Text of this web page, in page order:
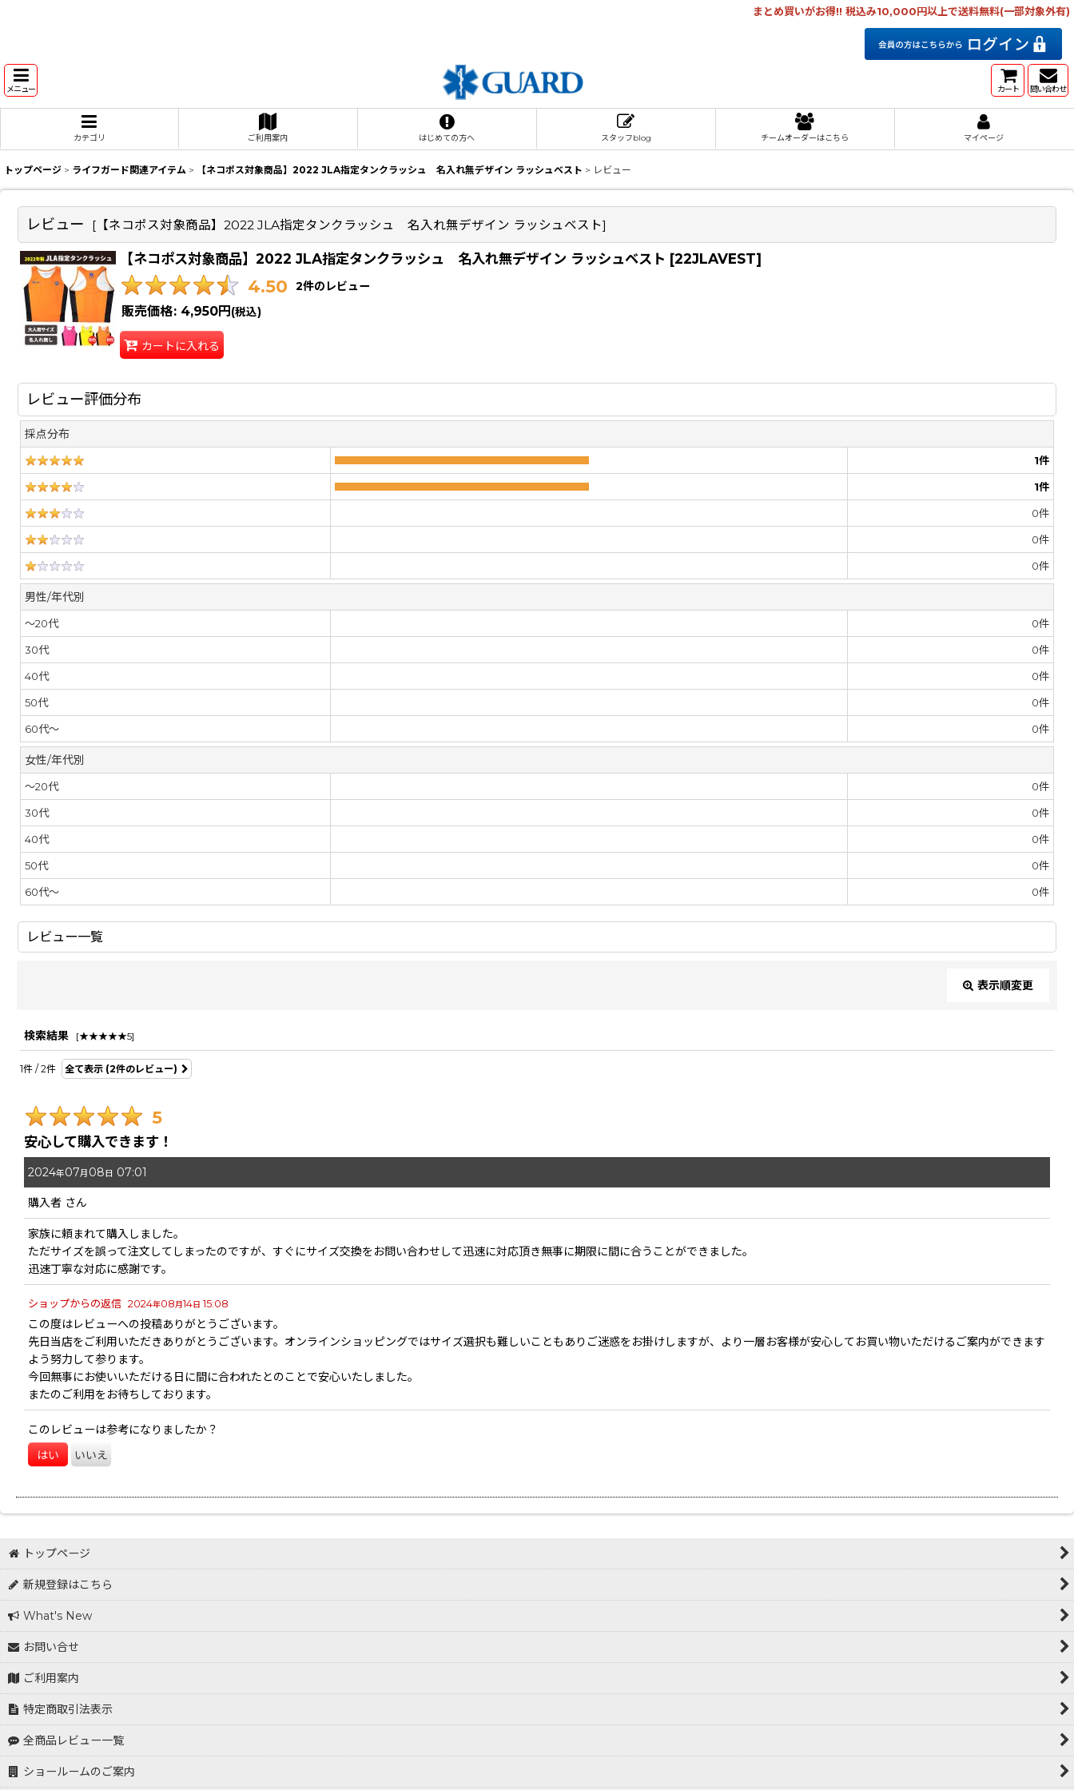
まとめ買いがお得!! 税込み10,000円以上で送料無料(一部対象外有)
メニュー カート 問い合わせ
カテゴリ ご利用案内 はじめての方へ スタッフblog チームオーダーはこちら マイページ
トップページ > ライフガード関連アイテム > 【ネコポス対象商品】2022 JLA指定タンクラッシュ 名入れ無デザイン ラッシュベスト > レビュー
レビュー [ 【ネコポス対象商品】2022 JLA指定タンクラッシュ 名入れ無デザイン ラッシュベスト]
【ネコポス対象商品】2022 JLA指定タンクラッシュ 名入れ無デザイン ラッシュベスト [22JLAVEST]
4.50 2件のレビュー
販売価格: 4,950円 (税込)
カートに入れる
レビュー評価分布
採点分布
1件
1件
0件
0件
0件
男性/年代別
～20代 0件
30代 0件
40代 0件
50代 0件
60代～ 0件
女性/年代別
～20代 0件
30代 0件
40代 0件
50代 0件
60代～ 0件
レビュー一覧
表示順変更
レビュー検索
画像 :
星の数:
年代:
性別:
並び順:
検索結果 [★★★★★5]
1件 / 2件 全て表示 (2件のレビュー)
5
安心して購入できます！
2024年07月 08 日 07:01
購入者 さん
家族に頼まれて購入しました。
ただサイズを誤って注文してしまったのですが、すぐにサイズ交換をお問い合わせして迅速に対応頂き無事に期限に間に合うことができました。
迅速丁寧な対応に感謝です。
ショップからの返信 2024年08月14日 15:08
この度はレビューへの投稿ありがとうございます。
先日当店をご利用いただきありがとうございます。オンラインショッピングではサイズ選択も難しいこともありご迷惑をお掛けしますが、より一層お客様が安心してお買い物いただけるご案内ができます
よう努力して参ります。
今回無事にお使いいただける日に間に合われたとのことで安心いたしました。
またのご利用をお待ちしております。
このレビューは参考になりましたか？
はい いいえ
トップページ
新規登録はこちら
What's New
お問い合せ
ご利用案内
特定商取引法表示
全商品レビュー一覧
ショールームのご案内